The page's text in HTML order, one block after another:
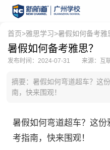
首页>雅思学习>暑假如何备考雅
暑假如何备考雅思？
发布时间：2024-07-31 来源：互
摘要：暑假如何弯道超车？这
南，快来围观！
暑假如何弯道超车？这
考指南，快来围观！